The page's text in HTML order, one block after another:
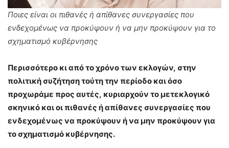
Ποιες είναι οι πιθανές ή απίθανες συνεργασίες που
ενδεχομένως να προκύψουν ή να μην προκύψουν για το
σχηματισμό κυβέρνησης
Περισσότερο κι από το χρόνο των εκλογών, στην
πολιτική συζήτηση τούτη την περίοδο και όσο
προχωράμε προς αυτές, κυριαρχούν το μετεκλογικό
σκηνικό και οι πιθανές ή απίθανες συνεργασίες που
ενδεχομένως να προκύψουν ή να μην προκύψουν για
το σχηματισμό κυβέρνησης.